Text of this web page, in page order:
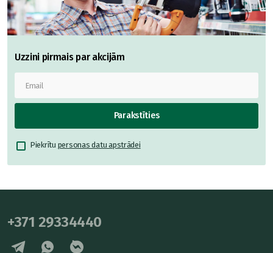
Uzzini pirmais par akcijām
Parakstīties
Piekrītu personas datu apstrādei
+371 29334440